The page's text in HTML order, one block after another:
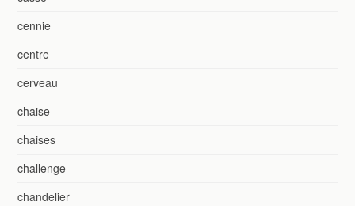
cennie
centre
cerveau
chaise
chaises
challenge
chandelier